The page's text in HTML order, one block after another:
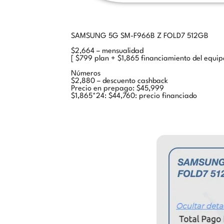
SAMSUNG 5G SM-F966B Z FOLD7 512GB
$2,664 – mensualidad
[ $799 plan + $1,865 financiamiento del
Números
$2,880 – descuento cashback
Precio en prepago: $45,999
$1,865*24: $44,760: precio financiado